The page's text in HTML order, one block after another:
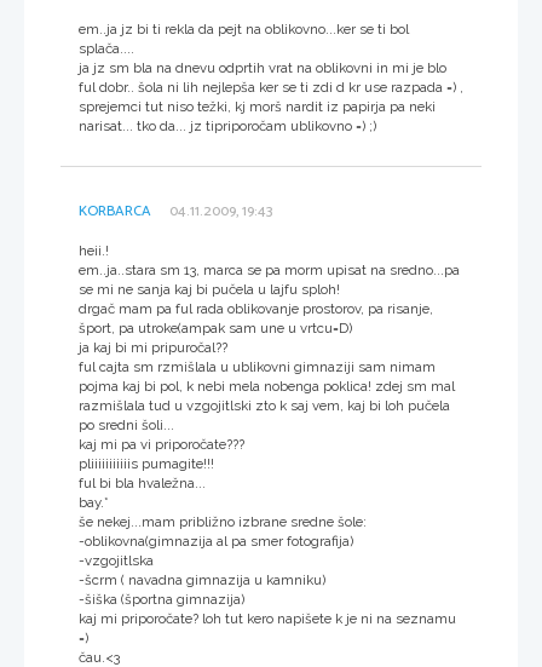
em..ja jz bi ti rekla da pejt na oblikovno...ker se ti bol
splača....
ja jz sm bla na dnevu odprtih vrat na oblikovni in mi je blo
ful dobr.. šola ni lih nejlepša ker se ti zdi d kr use razpada =) ,
sprejemci tut niso težki, kj morš nardit iz papirja pa neki
narisat... tko da... jz tipriporočam ublikovno =) ;)
KORBARCA 04.11.2009, 19:43
heii.!
em..ja..stara sm 13, marca se pa morm upisat na sredno...pa
se mi ne sanja kaj bi pučela u lajfu sploh!
drgač mam pa ful rada oblikovanje prostorov, pa risanje,
šport, pa utroke(ampak sam une u vrtcu=D)
ja kaj bi mi pripuročal??
ful cajta sm rzmišlala u ublikovni gimnaziji sam nimam
pojma kaj bi pol, k nebi mela nobenga poklica! zdej sm mal
razmišlala tud u vzgojitlski zto k saj vem, kaj bi loh pučela
po sredni šoli...
kaj mi pa vi priporočate???
pliiiiiiiiiiis pumagite!!!
ful bi bla hvaležna...
bay.*
še nekej...mam približno izbrane sredne šole:
-oblikovna(gimnazija al pa smer fotografija)
-vzgojitlska
-šcrm ( navadna gimnazija u kamniku)
-šiška (športna gimnazija)
kaj mi priporočate? loh tut kero napišete k je ni na seznamu
=)
čau.<3